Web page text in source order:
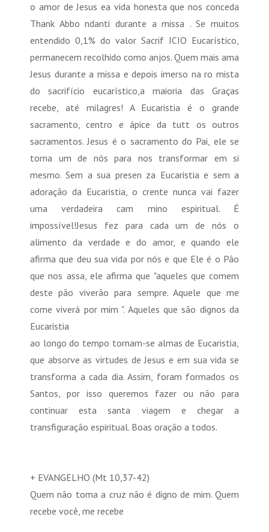
o amor de Jesus ea vida honesta que nos conceda
Thank Abbo ndanti durante a missa . Se muitos
entendido 0,1% do valor Sacrif ICIO Eucarístico,
permanecem recolhido como anjos. Quem mais ama
Jesus durante a missa e depois imerso na ro mista
do sacrifício eucarístico,a maioria das Graças
recebe, até milagres! A Eucaristia é o grande
sacramento, centro e ápice da tutt os outros
sacramentos. Jesus é o sacramento do Pai, ele se
torna um de nós para nos transformar em si
mesmo. Sem a sua presen za Eucaristia e sem a
adoração da Eucaristia, o crente nunca vai fazer
uma verdadeira cam mino espiritual. É
impossível!Jesus fez para cada um de nós o
alimento da verdade e do amor, e quando ele
afirma que deu sua vida por nós e que Ele é o Pão
que nos assa, ele afirma que "aqueles que comem
deste pão viverão para sempre. Aquele que me
come viverá por mim ". Aqueles que são dignos da
Eucaristia
ao longo do tempo tornam-se almas de Eucaristia,
que absorve as virtudes de Jesus e em sua vida se
transforma a cada dia. Assim, foram formados os
Santos, por isso queremos fazer ou não para
continuar esta santa viagem e chegar a
transfiguração espiritual. Boas oração a todos.
+ EVANGELHO (Mt 10,37-42)
Quem não toma a cruz não é digno de mim. Quem
recebe você, me recebe